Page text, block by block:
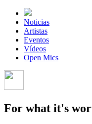
Noticias
Artistas
Eventos
Vídeos
Open Mics
For what it's